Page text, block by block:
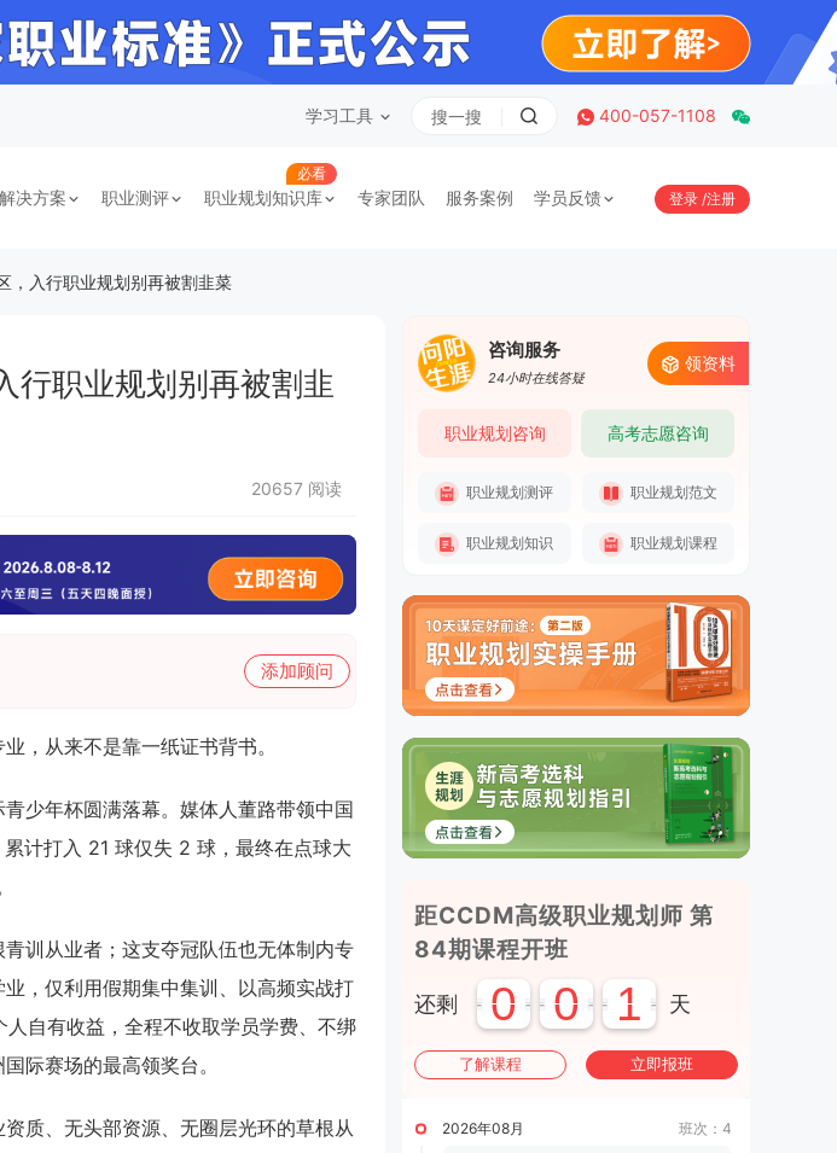
学习工具 400-057-1108
决方案 职业测评
必看
职业规划知识库 专家团队 服务案例 学员反馈 登录 /注册
，入行职业规划别再被割韭菜
行职业规划别再被割韭
20657 阅读
添加顾问
，从来不是靠一纸证书背书。
少年杯圆满落幕。媒体人董路带领中国
计打入 21 球仅失 2 球，最终在点球大
训从业者；这支夺冠队伍也无体制内专
，仅利用假期集中集训、以高频实战打
自有收益，全程不收取学员学费、不绑
际赛场的最高领奖台。
质、无头部资源、无圈层光环的草根从
咨询服务
24小时在线答疑
领资料
职业规划咨询 高考志愿咨询
职业规划测评 职业规划范文
职业规划知识 职业规划课程
距CCDM高级职业规划师 第
84期课程开班
还剩 0 0 1 天
了解课程 立即报班
班次：4
2026年08月